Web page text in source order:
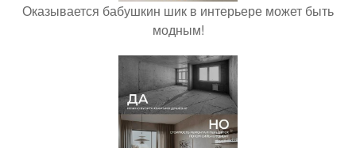
Оказывается бабушкин шик в интерьере может быть
модным!